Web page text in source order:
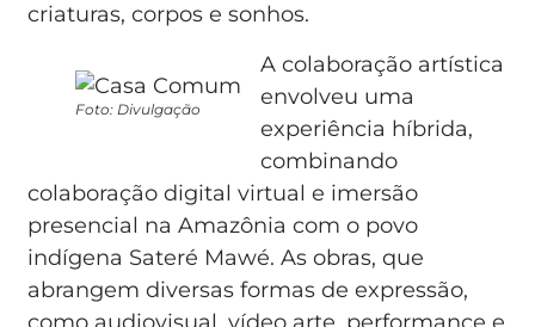
criaturas, corpos e sonhos.
Foto: Divulgação
A colaboração artística
envolveu uma
experiência híbrida,
combinando
colaboração digital virtual e imersão
presencial na Amazônia com o povo
indígena Sateré Mawé. As obras, que
abrangem diversas formas de expressão,
como audiovisual, vídeo arte, performance e